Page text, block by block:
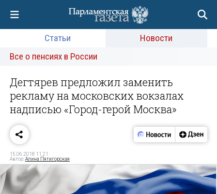
Статьи
Новости
Все о пенсиях в России
Дегтярев предложил заменить
рекламу на московских вокзалах
надписью «Город-герой Москва»
15.06.2018 11:21
Автор:Алина Пятигорская